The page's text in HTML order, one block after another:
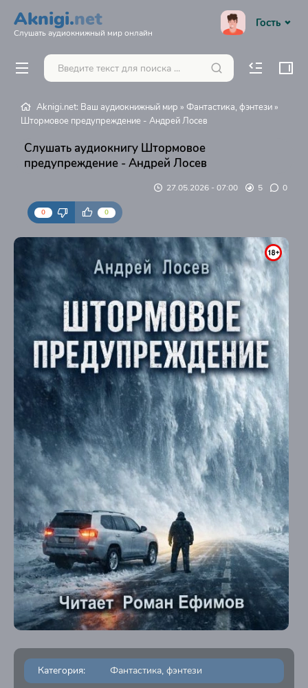
Aknigi.net
Слушать аудиокнижный мир онлайн
Гость
Aknigi.net: Ваш аудиокнижный мир » Фантастика, фэнтези »
Штормовое предупреждение - Андрей Лосев
Слушать аудиокнигу Штормовое
предупреждение - Андрей Лосев
27.05.2026 - 07:00 5 0
0 0
Категория: Фантастика, фэнтези